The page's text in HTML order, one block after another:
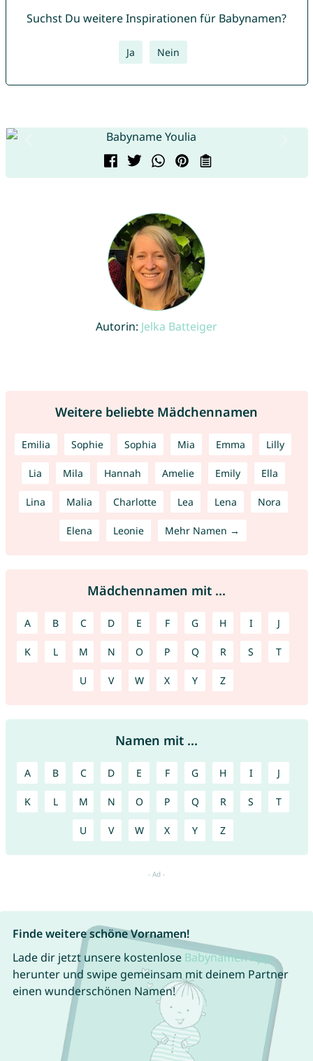
Suchst Du weitere Inspirationen für Babynamen?
Ja Nein
Autorin: Jelka Batteiger
Weitere beliebte Mädchennamen
Emilia Sophie Sophia Mia Emma Lilly
Lia Mila Hannah Amelie Emily Ella
Lina Malia Charlotte Lea Lena Nora
Elena Leonie Mehr Namen →
Mädchennamen mit ...
A B C D E F G H I J
K L M N O P Q R S T
U V W X Y Z
Namen mit ...
A B C D E F G H I J
K L M N O P Q R S T
U V W X Y Z
Finde weitere schöne Vornamen!
Lade dir jetzt unsere kostenlose Babynamen App
herunter und swipe gemeinsam mit deinem Partner
einen wunderschönen Namen!